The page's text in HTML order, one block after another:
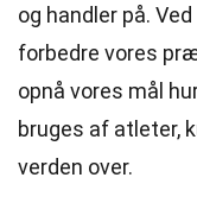
og handler på.
forbedre vores
opnå vores mål
bruges af atleter,
verden over.